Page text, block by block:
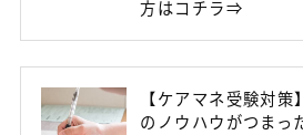
方はコチラ⇒
【ケアマネ受験対
のノウハウがつまっ